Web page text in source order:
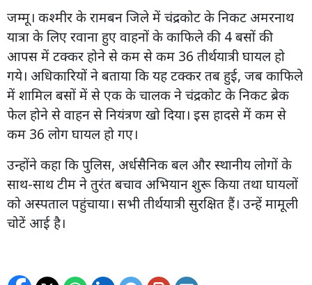
जम्मू। कश्मीर के रामबन जिले में चंद्रकोट के निकट अमरनाथ
यात्रा के लिए रवाना हुए वाहनों के काफिले की 4 बसों की
आपस में टक्कर होने से कम से कम 36 तीर्थयात्री घायल हो
गये। अधिकारियों ने बताया कि यह टक्कर तब हुई, जब काफिले
में शामिल बसों में से एक के चालक ने चंद्रकोट के निकट ब्रेक
फेल होने से वाहन से नियंत्रण खो दिया। इस हादसे में कम से
कम 36 लोग घायल हो गए।
उन्होंने कहा कि पुलिस, अर्धसैनिक बल और स्थानीय लोगों के
साथ-साथ टीम ने तुरंत बचाव अभियान शुरू किया तथा घायलों
को अस्पताल पहुंचाया। सभी तीर्थयात्री सुरक्षित हैं। उन्हें मामूली
चोटें आई है।